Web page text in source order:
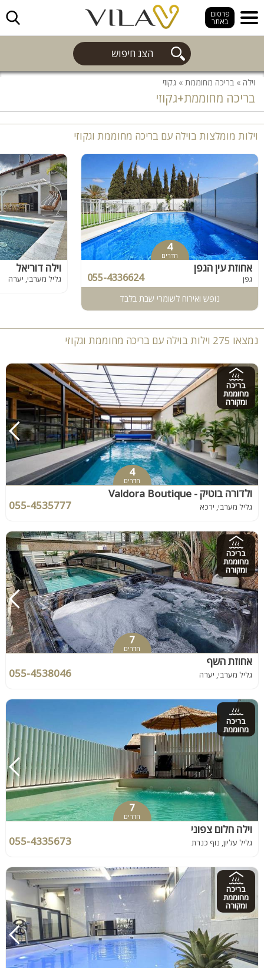
פרסום
באתר
הצג חיפוש
חפש
וילה » בריכה מחוממת » גקוזי
בריכה מחוממת+גקוזי
וילות מומלצות בוילה עם בריכה מחוממת וגקוזי
4
חדרים
אחוזת עין הגפן
גפן 055-4336624
נופש ואירוח לשומרי שבת בלבד
וילה דוריאל
גליל מערבי, יערה
נמצאו 275 וילות בוילה עם בריכה מחוממת וגקוזי
בריכה
מחוממת
ומקורה
4
חדרים
ולדורה בוטיק - Valdora Boutique
גליל מערבי, ירכא 055-4535777
בריכה
מחוממת
ומקורה
7
חדרים
אחוזת השף
גליל מערבי, יערה 055-4538046
בריכה
מחוממת
7
חדרים
וילה חלום צפוני
גליל עליון, נוף כנרת 055-4335673
בריכה
מחוממת
ומקורה